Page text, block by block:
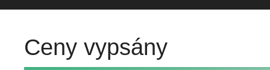
Ceny vypsány